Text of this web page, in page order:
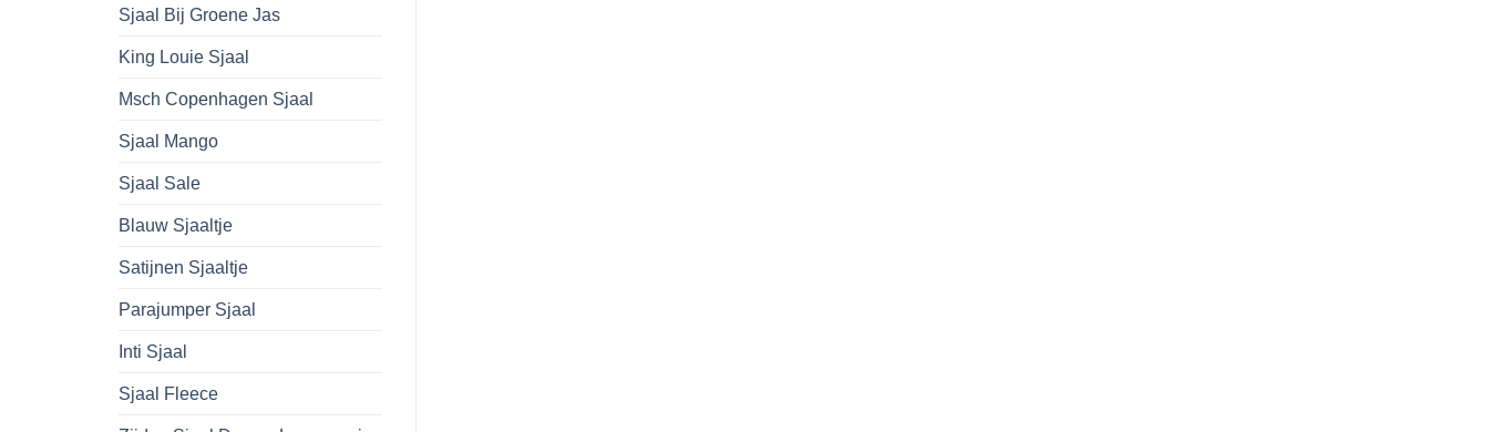
Sjaal Bij Groene Jas
King Louie Sjaal
Msch Copenhagen Sjaal
Sjaal Mango
Sjaal Sale
Blauw Sjaaltje
Satijnen Sjaaltje
Parajumper Sjaal
Inti Sjaal
Sjaal Fleece